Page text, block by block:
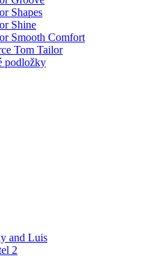
Shapes
Shine
Smooth Comfort
Tom Tailor
podložky
and Luis
2